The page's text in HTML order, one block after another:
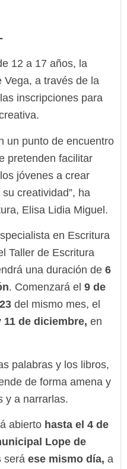
12 a 17 años, la
Vega, a través de la
inscripciones para
un punto de encuentro
pretenden facilitar
jóvenes a crear
creatividad”, ha
Elisa Lidia Miguel.
en Escritura
Taller de Escritura
una duración de 6
. Comenzará el 9 de
23 del mismo mes, el
11 de diciembre, en
palabras y los libros,
de forma amena y
y a narrarlas.
abierto hasta el 4 de
Lope de
será ese mismo día, a